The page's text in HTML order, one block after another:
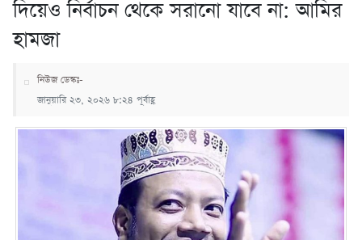
দিয়েও নির্বাচন থেকে সরানো যাবে না: আমির
হামজা
নিউজ ডেস্কঃ-
জানুয়ারি ২৩, ২০২৬ ৮:২৪ পূর্বাহ্ণ